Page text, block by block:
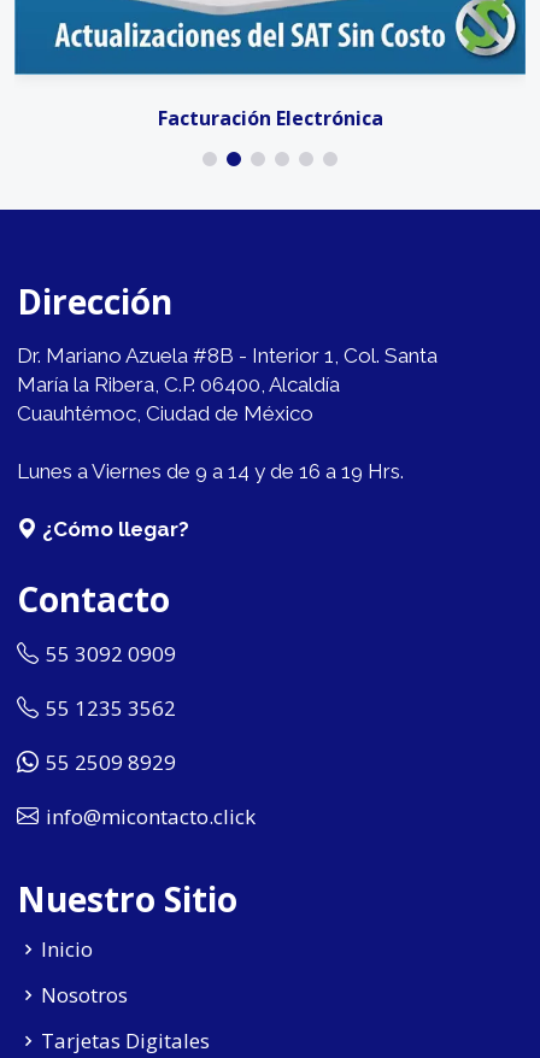
Facturación Electrónica
Dirección
Dr. Mariano Azuela #8B - Interior 1, Col. Santa
María la Ribera, C.P. 06400, Alcaldía
Cuauhtémoc, Ciudad de México
Lunes a Viernes de 9 a 14 y de 16 a 19 Hrs.
¿Cómo llegar?
Contacto
55 3092 0909
55 1235 3562
55 2509 8929
info@micontacto.click
Nuestro Sitio
Inicio
Nosotros
Tarjetas Digitales